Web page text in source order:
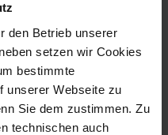
den Betrieb unserer
setzen wir Cookies
bestimmte
unserer Webseite zu
Sie dem zustimmen. Zu
technischen auch
Das sorgt für dauerhafte
– auch bei
handwerkliche
zu einer langlebigen
beständige Qualität.